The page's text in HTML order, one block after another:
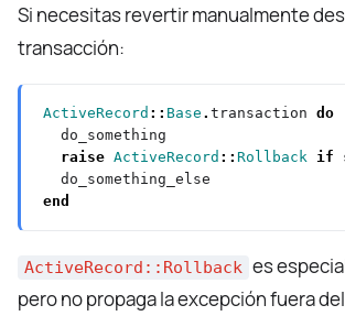
Si necesitas revertir manualmente
transacción:
ActiveRecord :: Base . transaction do
raise ActiveRecord :: Rollback if
end
ActiveRecord::Rollback es
pero no propaga la excepción fuera